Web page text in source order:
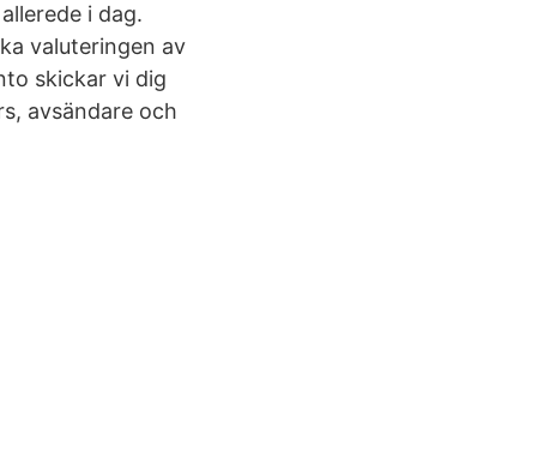
i dag.
valuteringen av
skickar vi dig
avsändare och